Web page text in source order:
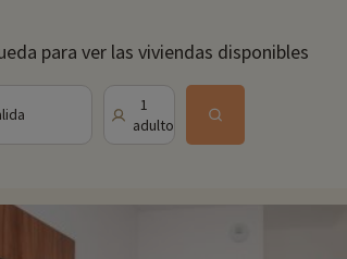
para ver las viviendas disponibles
1